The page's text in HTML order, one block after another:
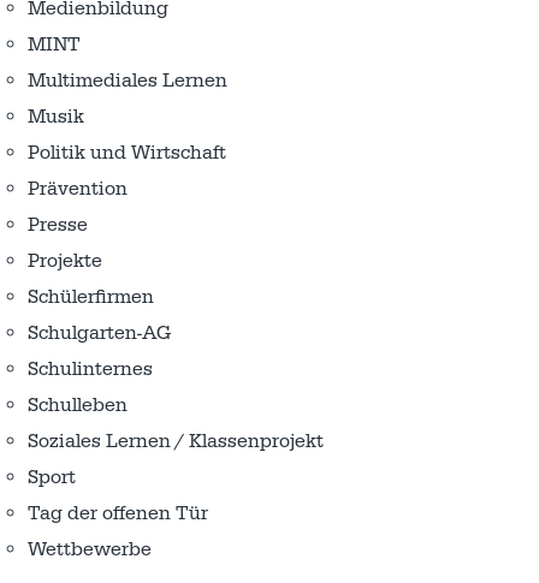
Medienbildung
MINT
Multimediales Lernen
Musik
Politik und Wirtschaft
Prävention
Presse
Projekte
Schülerfirmen
Schulgarten-AG
Schulinternes
Schulleben
Soziales Lernen / Klassenprojekt
Sport
Tag der offenen Tür
Wettbewerbe